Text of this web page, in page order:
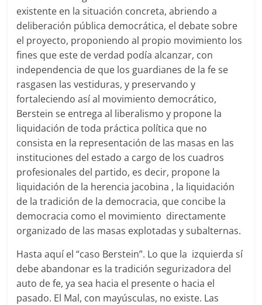
existente en la situación concreta, abriendo a
deliberación pública democrática, el debate sobre
el proyecto, proponiendo al propio movimiento los
fines que este de verdad podía alcanzar, con
independencia de que los guardianes de la fe se
rasgasen las vestiduras, y preservando y
fortaleciendo así al movimiento democrático,
Berstein se entrega al liberalismo y propone la
liquidación de toda práctica política que no
consista en la representación de las masas en las
instituciones del estado a cargo de los cuadros
profesionales del partido, es decir, propone la
liquidación de la herencia jacobina , la liquidación
de la tradición de la democracia, que concibe la
democracia como el movimiento directamente
organizado de las masas explotadas y subalternas.
Hasta aquí el “caso Berstein”. Lo que la izquierda sí
debe abandonar es la tradición segurizadora del
auto de fe, ya sea hacia el presente o hacia el
pasado. El Mal, con mayúsculas, no existe. Las